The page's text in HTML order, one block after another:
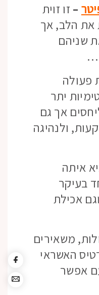
– זו זוית
את הלב, אך
שניהם
פעולה
יתר
אך גם
ולנהיגה
איתה
בעיקר
אכילת
משאירים
האשראי
אפשר